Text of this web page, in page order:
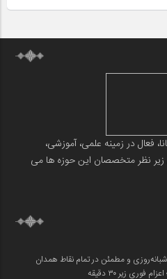
فعال در زمینه علمی، آموزشی،
زیر نظر متخصصان این حوزه ها می
و مطمئن در تمام نقاط همدان
زیر ۳۰ دقیقه